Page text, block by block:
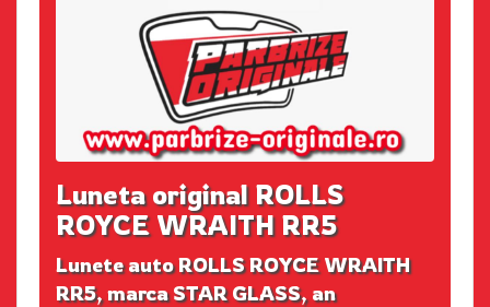
Luneta original ROLLS
ROYCE WRAITH RR5
Lunete auto ROLLS ROYCE WRAITH
RR5, marca STAR GLASS, an